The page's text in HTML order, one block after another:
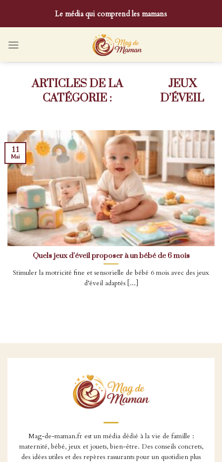
content
Le média qui comprend les mamans
JEUX
D’ÉVEIL
Quels jeux d’éveil proposer à un bébé de 6 mois
Stimuler la motricité fine et sensorielle de bébé 6 mois avec des jeux
d’éveil adaptés [...]
11
Mai
Mag-de-maman.fr est un média dédié à la vie de famille :
maternité, bébé, jeux et jouets, bien-être. Des conseils concrets,
des idées utiles et des repères rassurants pour un quotidien plus